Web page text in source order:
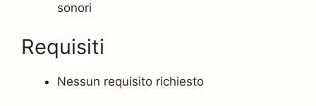
sonori
Requisiti
Nessun requisito richiesto